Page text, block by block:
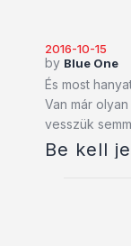
2016-10-15
by Blue One
És most
Van már
vesszük
Be kell